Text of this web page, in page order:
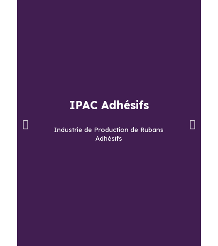
IPAC Adhésifs
Industrie de Production de Rubans
Adhésifs